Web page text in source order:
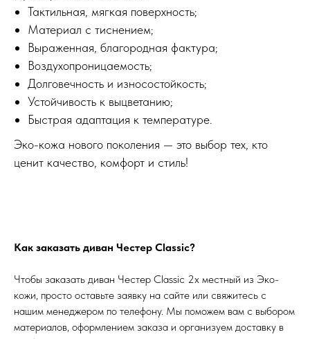
Тактильная, мягкая поверхность;
Материал с тиснением;
Выраженная, благородная фактура;
Воздухопроницаемость;
Долговечность и износостойкость;
Устойчивость к выцветанию;
Быстрая адаптация к температуре.
Эко-кожа нового поколения — это выбор тех, кто
ценит качество, комфорт и стиль!
Как заказать диван Честер Classic?
Чтобы заказать диван Честер Classic 2х местный из Эко-
кожи, просто оставьте заявку на сайте или свяжитесь с
нашим менеджером по телефону. Мы поможем вам с выбором
материалов, оформлением заказа и организуем доставку в